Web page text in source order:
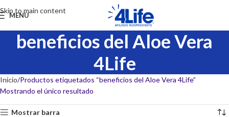
Skip to main content
MENU
beneficios del Aloe Vera
4Life
Inicio Productos etiquetados “beneficios del Aloe Vera 4Life”
Mostrando el único resultado
Mostrar barra